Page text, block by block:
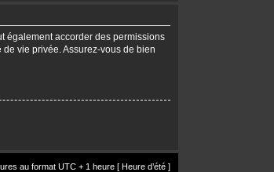
également accorder des permissions
vie privée. Assurez-vous de bien
au format UTC + 1 heure [ Heure d’été ]